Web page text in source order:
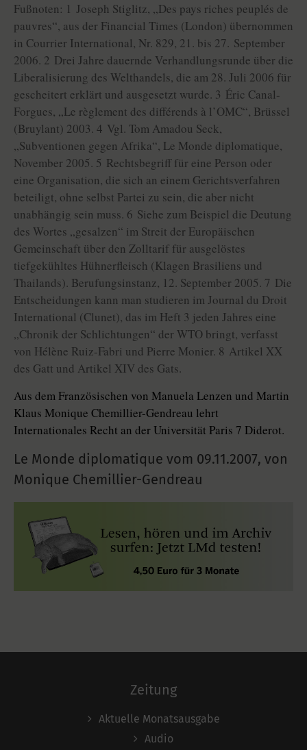
Fußnoten: 1 Joseph Stiglitz, „Des pays riches peuplés de
pauvres“, aus der Financial Times (London) übernommen
in Courrier International, Nr. 829, 21. bis 27. September
2006. 2 Drei Jahre dauernde Verhandlungsrunde über die
Liberalisierung des Welthandels, die am 28. Juli 2006 für
gescheitert erklärt und ausgesetzt wurde. 3 Éric Canal-
Forgues, „Le règlement des différends à l’OMC“, Brüssel
(Bruylant) 2003. 4 Vgl. Tom Amadou Seck,
„Subventionen gegen Afrika“, Le Monde diplomatique,
November 2005. 5 Rechtsbegriff für eine Person oder
eine Organisation, die sich an einem Gerichtsverfahren
beteiligt, ohne selbst Partei zu sein, die aber nicht
unabhängig sein muss. 6 Siehe zum Beispiel die Deutung
des Wortes „gesalzen“ im Streit der Europäischen
Gemeinschaft über den Zolltarif für ausgelöstes
tiefgekühltes Hühnerfleisch (Klagen Brasiliens und
Thailands). Berufungsinstanz, 12. September 2005. 7 Die
Entscheidungen kann man studieren im Journal du Droit
International (Clunet), das im Heft 3 jeden Jahres eine
„Chronik der Schlichtungen“ der WTO bringt, verfasst
von Hélène Ruiz-Fabri und Pierre Monier. 8 Artikel XX
des Gatt und Artikel XIV des Gats.
Aus dem Französischen von Manuela Lenzen und Martin
Klaus Monique Chemillier-Gendreau lehrt
Internationales Recht an der Universität Paris 7 Diderot.
Le Monde diplomatique vom 09.11.2007, von
Monique Chemillier-Gendreau
Zeitung
Aktuelle Monatsausgabe
Audio